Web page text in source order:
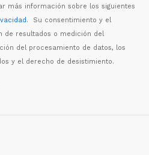
más información sobre los siguientes
. Su consentimiento y el
de resultados o medición del
ón del procesamiento de datos, los
y el derecho de desistimiento.